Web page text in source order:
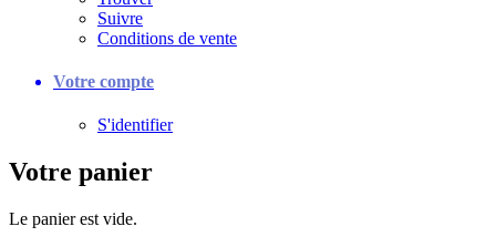
Suivre
Conditions de vente
Votre compte
S'identifier
Votre panier
Le panier est vide.